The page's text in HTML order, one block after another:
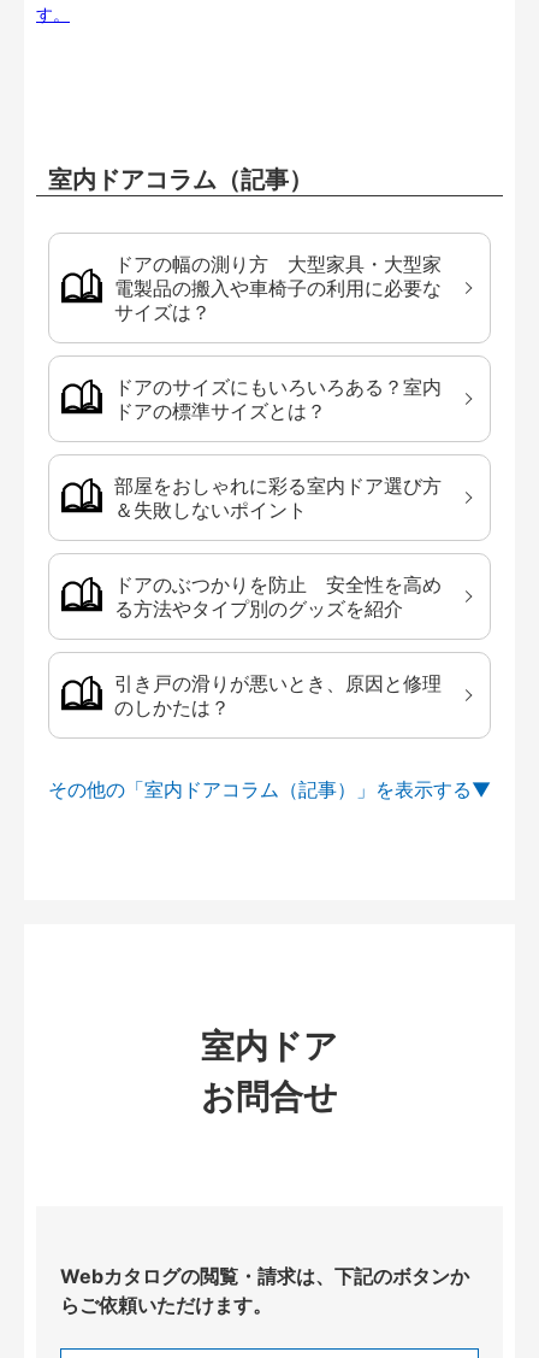
す。
室内ドアコラム（記事）
ドアの幅の測り方 大型家具・大型家
電製品の搬入や車椅子の利用に必要な
サイズは？
ドアのサイズにもいろいろある？室内
ドアの標準サイズとは？
部屋をおしゃれに彩る室内ドア選び方
＆失敗しないポイント
ドアのぶつかりを防止 安全性を高め
る方法やタイプ別のグッズを紹介
引き戸の滑りが悪いとき、原因と修理
のしかたは？
その他の「室内ドアコラム（記事）」を
室内ドア
お問合せ
Webカタログの閲覧・請求は、下記のボタンか
らご依頼いただけます。